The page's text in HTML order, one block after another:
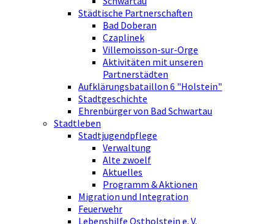
Städtische Partnerschaften
Bad Doberan
Czaplinek
Villemoisson-sur-Orge
Aktivitäten mit unseren
Partnerstädten
Aufklärungsbataillon 6 "Holstein"
Stadtgeschichte
Ehrenbürger von Bad Schwartau
Stadtleben
Stadtjugendpflege
Verwaltung
Alte zwoelf
Aktuelles
Programm & Aktionen
Migration und Integration
Feuerwehr
Lebenshilfe Ostholstein e. V.